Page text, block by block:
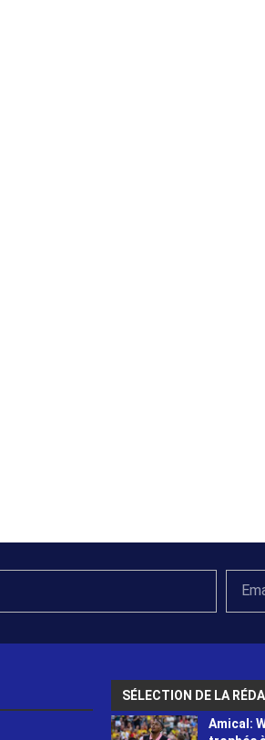
SÉLECTION DE LA
Amical: